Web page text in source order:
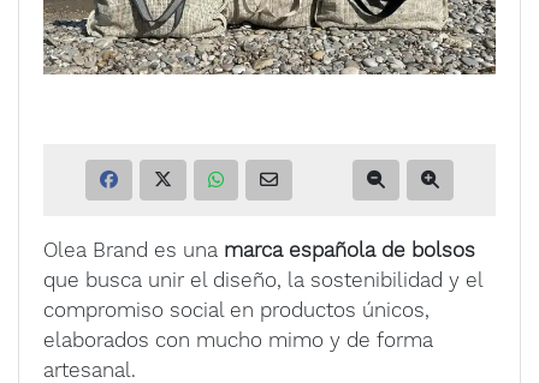
Olea Brand es una marca española de bolsos
que busca unir el diseño, la sostenibilidad y el
compromiso social en productos únicos,
elaborados con mucho mimo y de forma
artesanal.